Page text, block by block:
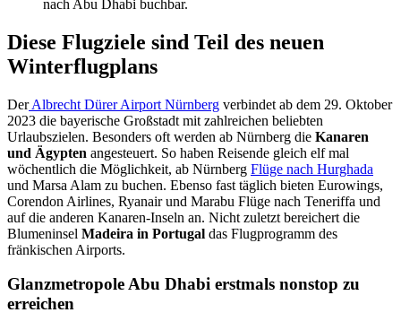
nach Abu Dhabi buchbar.
Diese Flugziele sind Teil des neuen
Winterflugplans
DerAlbrecht Dürer Airport Nürnberg verbindet ab dem 29. Oktober
2023 die bayerische Großstadt mit zahlreichen beliebten
Urlaubszielen. Besonders oft werden ab Nürnberg die Kanaren
und Ägypten angesteuert. So haben Reisende gleich elf mal
wöchentlich die Möglichkeit, ab Nürnberg Flüge nach Hurghada
und Marsa Alam zu buchen. Ebenso fast täglich bieten Eurowings,
Corendon Airlines, Ryanair und Marabu Flüge nach Teneriffa und
auf die anderen Kanaren-Inseln an. Nicht zuletzt bereichert die
Blumeninsel Madeira in Portugal das Flugprogramm des
fränkischen Airports.
Glanzmetropole Abu Dhabi erstmals nonstop zu
erreichen